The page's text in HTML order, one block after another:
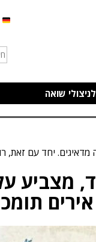
שואה
יחד עם זאת,
מצביע